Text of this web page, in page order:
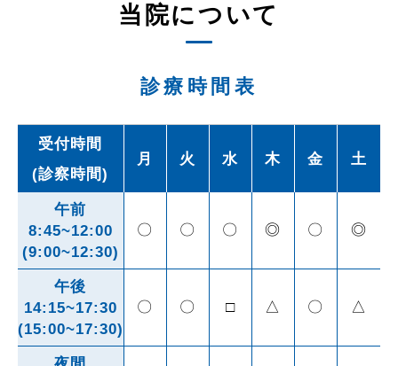
当院について
診療時間表
受付時間
(診察時間)
月 火 水 木 金 土
午前
8:45~12:00
(9:00~12:30)
〇 〇 〇 ◎ 〇 ◎
午後
14:15~17:30
(15:00~17:30)
〇 〇 □ △ 〇 △